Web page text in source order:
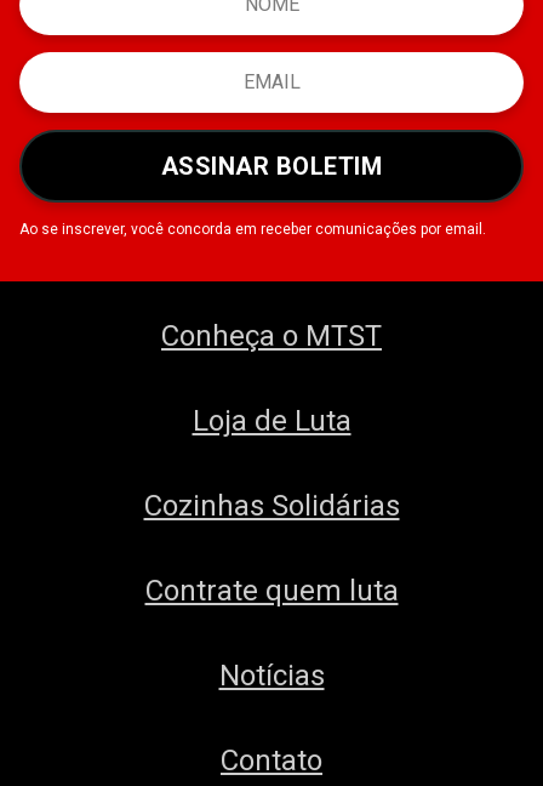
ASSINAR BOLETIM
Ao se inscrever, você concorda em receber comunicações por email.
Conheça o MTST
Loja de Luta
Cozinhas Solidárias
Contrate quem luta
Notícias
Contato